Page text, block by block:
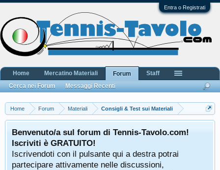
Entra o Registrati
Home Forum Materiali Consigli & Test sui Materiali
Benvenuto/a sul forum di Tennis-Tavolo.com!
Iscriviti è GRATUITO!
Iscrivendoti con il pulsante qui a destra potrai
partecipare attivamente nelle discussioni,
Home Mercatino Materiali
Forum
Cerca nei Forum
Messaggi Recenti
Staff